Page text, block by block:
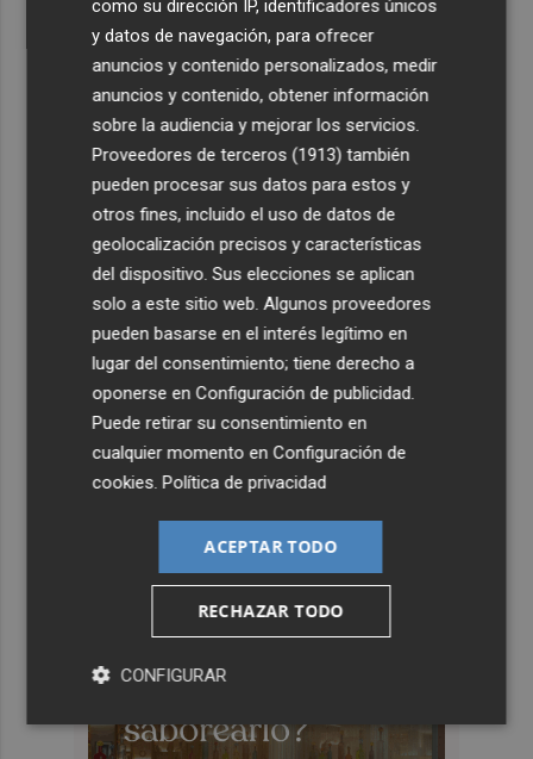
como su dirección IP, identificadores únicos
y datos de navegación, para ofrecer
anuncios y contenido personalizados, medir
anuncios y contenido, obtener información
sobre la audiencia y mejorar los servicios.
Proveedores de terceros (1913) también
pueden procesar sus datos para estos y
otros fines, incluido el uso de datos de
geolocalización precisos y características
del dispositivo. Sus elecciones se aplican
solo a este sitio web. Algunos proveedores
pueden basarse en el interés legítimo en
lugar del consentimiento; tiene derecho a
oponerse enConfiguración de publicidad
Puede retirar su consentimiento en
cualquier momento enConfiguración de
cookies .Política de privacidad
ACEPTAR TODO
RECHAZAR TODO
CONFIGURAR